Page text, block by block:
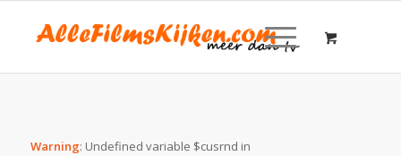
Warning: Undefined variable $cusrnd in